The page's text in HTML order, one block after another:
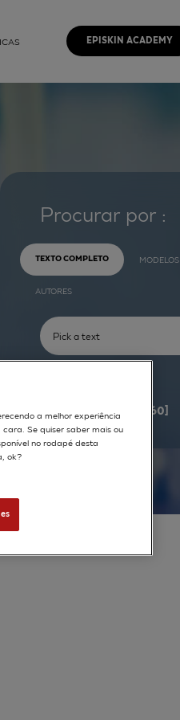
EPISKIN ACADEMY
Procurar por :
TEXTO COMPLETO MODELOS
AUTORES
598documents [41 - 60]
a melhor experiência
cara. Se quiser saber mais ou
no rodapé desta
ok?